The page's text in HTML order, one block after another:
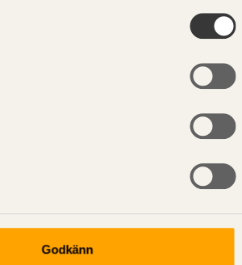
Godkänn
integritet vilket innebär att dina